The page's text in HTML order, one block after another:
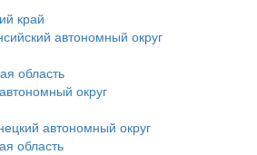
край
автономный округ
область
округ
автономный округ
область